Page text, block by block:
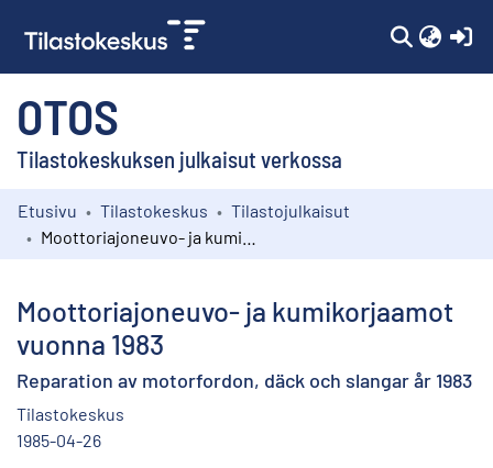
OTOS
Tilastokeskuksen julkaisut verkossa
Kokoelmat
Etusivu Tilastokeskus
Tilastojulkaisut
Moottoriajoneuvo- ja kumikorjaamot
vuonna 1983
Reparation av motorfordon, däck och slangar år 1983
Tilastokeskus
1985-04-26